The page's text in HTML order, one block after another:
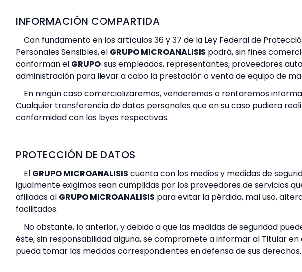
INFORMACIÓN COMPARTIDA
Con fundamento en los artículos 36 y 37 de la Ley Federal de
Personales Sensibles, el GRUPO MICROANALISIS podrá, sin fines
conforman el GRUPO, sus empleados, representantes, proveedores
administración para llevar a cabo la prestación o venta de equipo de
En ningún caso comercializaremos, venderemos o rentaremos
Cualquier transferencia de datos personales que en su caso pudiera
conformidad con las leyes respectivas.
PROTECCIÓN DE DATOS
El GRUPO MICROANALISIS cuenta con los medios y medidas de
igualmente exigimos sean cumplidas por los proveedores de servicios
afiliadas al GRUPO MICROANALISIS para evitar la pérdida, mal uso,
facilitados.
No obstante, lo anterior, y debido a que las medidas de seguridad
éste, sin responsabilidad alguna, se compromete a informar al Titular
pueda tomar las medidas correspondientes en defensa de sus derechos.